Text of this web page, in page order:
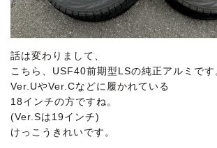
話は変わりまして、
こちら、USF40前期型LSの純正アルミです
Ver.UやVer.Cなどに履かれている
18インチの方ですね。
(Ver.Sは19インチ)
けっこうきれいです。